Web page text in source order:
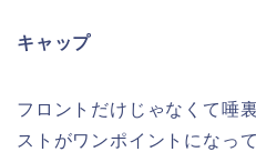
キャップ
フロントだけじゃなくて唾
ストがワンポイントになっ